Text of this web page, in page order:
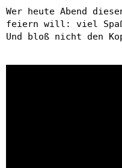
Wer heute Abend
feiern will: viel
Und bloß nicht den